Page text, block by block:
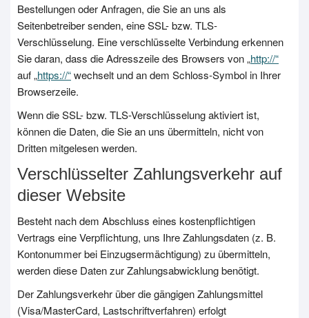
Bestellungen oder Anfragen, die Sie an uns als
Seitenbetreiber senden, eine SSL- bzw. TLS-
Verschlüsselung. Eine verschlüsselte Verbindung erkennen
Sie daran, dass die Adresszeile des Browsers von „http://“
auf „https://“wechselt und an dem Schloss-Symbol in Ihrer
Browserzeile.
Wenn die SSL- bzw. TLS-Verschlüsselung aktiviert ist,
können die Daten, die Sie an uns übermitteln, nicht von
Dritten mitgelesen werden.
Verschlüsselter Zahlungsverkehr auf
dieser Website
Besteht nach dem Abschluss eines kostenpflichtigen
Vertrags eine Verpflichtung, uns Ihre Zahlungsdaten (z. B.
Kontonummer bei Einzugsermächtigung) zu übermitteln,
werden diese Daten zur Zahlungsabwicklung benötigt.
Der Zahlungsverkehr über die gängigen Zahlungsmittel
(Visa/MasterCard, Lastschriftverfahren) erfolgt